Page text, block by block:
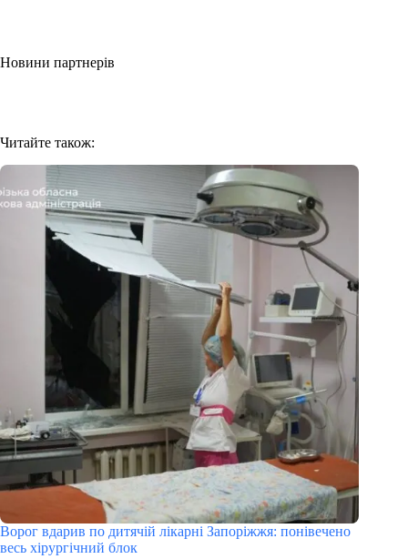
Новини партнерів
Читайте також:
Ворог вдарив по дитячій лікарні Запоріжжя: понівечено
весь хірургічний блок